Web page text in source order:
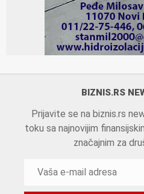
BIZNIS.RS
Prijavite se na biznis.rs
toku sa najnovijim
značajnim za